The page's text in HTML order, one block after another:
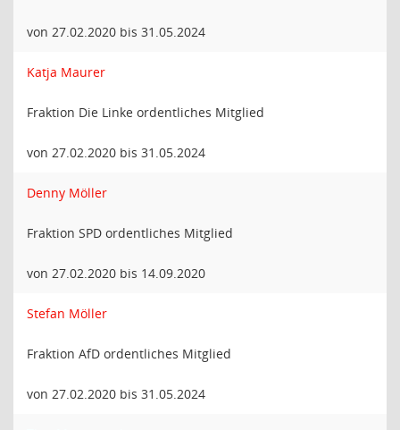
von 27.02.2020 bis 31.05.2024
Katja Maurer
Fraktion Die Linke ordentliches Mitglied
von 27.02.2020 bis 31.05.2024
Denny Möller
Fraktion SPD ordentliches Mitglied
von 27.02.2020 bis 14.09.2020
Stefan Möller
Fraktion AfD ordentliches Mitglied
von 27.02.2020 bis 31.05.2024